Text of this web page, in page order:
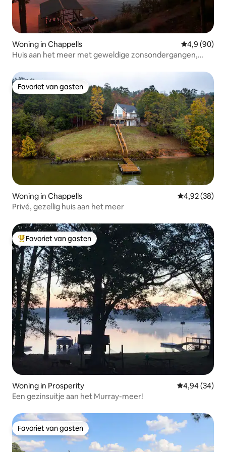
Woning in Chappells Gemiddelde
4,9 (90)
Huis aan het meer met geweldige zonsondergangen,
Favoriet van gasten
Favoriet van gasten
Woning in Chappells Gemiddelde
4,92 (38)
Privé, gezellig huis aan het meer
Topfavoriet van gasten
Favoriet van gasten
Woning in Prosperity Gemiddelde
4,94 (34)
Een gezinsuitje aan het Murray-meer!
Favoriet van gasten
Favoriet van gasten